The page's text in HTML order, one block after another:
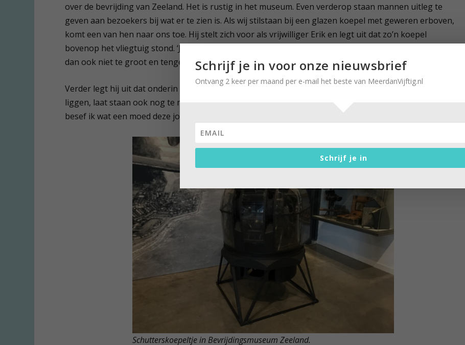
over de bevrijding van Zeeland. Het is rustig in het museum. Even verderop staan mannen uitleg te
geven aan bezoekers bij wat er te zien is. Als wij stilstaan bij een glazen koepel met geweren erboven,
komt een van hen naar ons toe. Hij stelt zich voor als vrijwilliger Erik en legt uit dat zo’n koepel
bovenop het vliegtuig stond. ‘Je ziet hoe klein de ruimte is’, vertelt hij. ‘De schutter die erin zat, moest
dan ook niet te groot en tenger zijn.’
Verder legt hij uit dat onderin de andere schutter lag. Ik word al benauwd bij het idee daar te moeten
liggen, laat staan ook nog te mikken op de vijand en het risico lopen neer te storten… Des te meer
besef ik wat een moed deze jonge mannen toonden.
Schutterskoepeltje in Bevrijdingsmuseum Zeeland.
Schrijf je in voor onze nieuwsbrief
Ontvang 2 keer per maand per e-mail het beste van MeerdanVijftig.nl
Schrijf je in